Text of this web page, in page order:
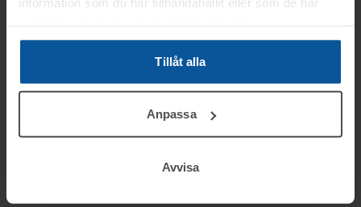
Tillåt alla
Anpassa
Avvisa
måndagen den 8 juni från kl.11.30.
objektet vid angiven tid för visning.
OBS! Lagda bud kan inte tas bort!
Frågor
Frågor om visningsköken: Stefan tel.nr:
Övriga frågor: tel. 0346-48770
Jönköping
Fredagen den 5 juni mellan kl. 14:00-15:00